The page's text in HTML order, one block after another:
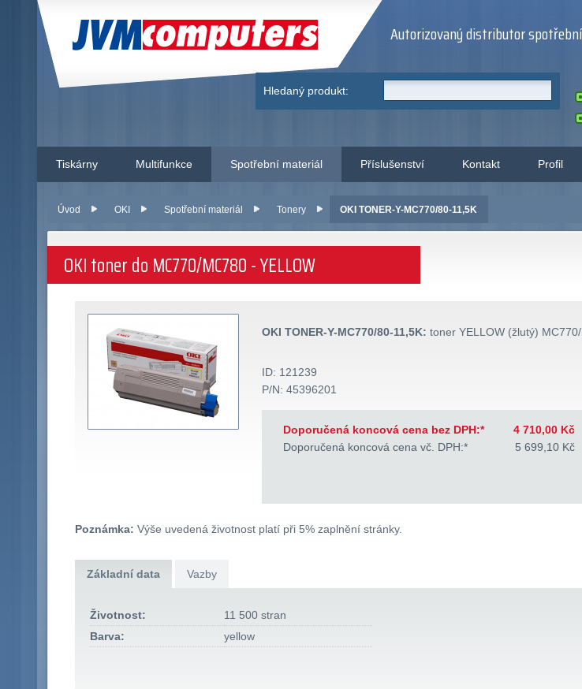
JVM Computers Autorizovaný distributor
Hledaný produkt:
Tiskárny Multifunkce Spotřební materiál Příslušenství Kontakt Profil
Úvod OKI Spotřební materiál Tonery OKI TONER-Y-MC770/80-11,5K
OKI toner do MC770/MC780 - YELLOW
OKI TONER-Y-MC770/80-11,5K: toner YELLOW (žlutý)
ID: 121239
P/N: 45396201
Doporučená koncová cena bez DPH:*
4 710,00 Kč
Doporučená koncová cena vč. DPH:*
5 699,10 Kč
Poznámka: Výše uvedená životnost platí při 5% zaplnění stránky.
Základní data Vazby
Životnost:
11 500 stran
Barva:
yellow